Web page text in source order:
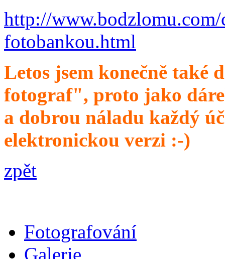
http://
fotobankou.html
Letos jsem konečně
fotograf", proto jako
a dobrou náladu každý
elektronickou verzi :-)
zpět
Fotografování
Galerie